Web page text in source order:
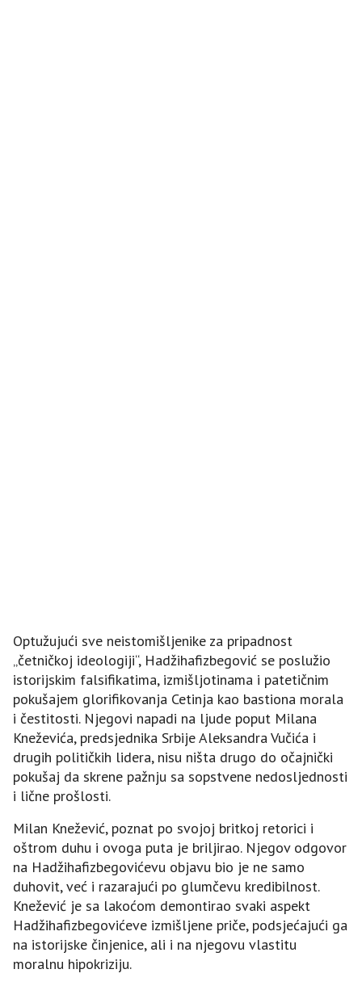
Optužujući sve neistomišljenike za pripadnost
„četničkoj ideologiji“, Hadžihafizbegović se poslužio
istorijskim falsifikatima, izmišljotinama i patetičnim
pokušajem glorifikovanja Cetinja kao bastiona morala
i čestitosti. Njegovi napadi na ljude poput Milana
Kneževića, predsjednika Srbije Aleksandra Vučića i
drugih političkih lidera, nisu ništa drugo do očajnički
pokušaj da skrene pažnju sa sopstvene nedosljednosti
i lične prošlosti.
Milan Knežević, poznat po svojoj britkoj retorici i
oštrom duhu i ovoga puta je briljirao. Njegov odgovor
na Hadžihafizbegovićevu objavu bio je ne samo
duhovit, već i razarajući po glumčevu kredibilnost.
Knežević je sa lakoćom demontirao svaki aspekt
Hadžihafizbegovićeve izmišljene priče, podsjećajući ga
na istorijske činjenice, ali i na njegovu vlastitu
moralnu hipokriziju.